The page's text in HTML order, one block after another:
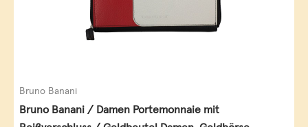
Bruno Banani
Bruno Banani / Damen Portemonnaie mit